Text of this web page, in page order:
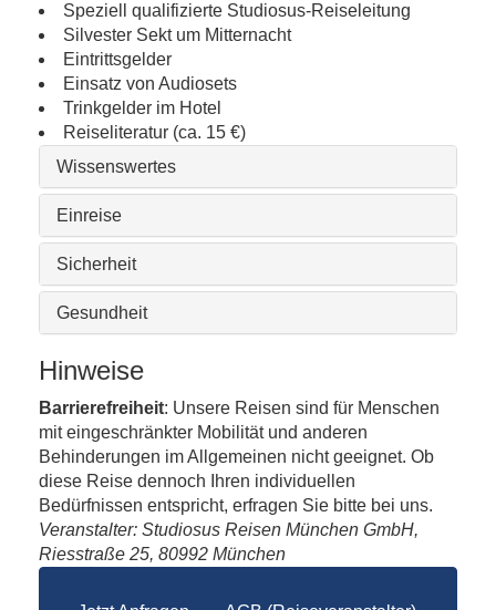
Speziell qualifizierte Studiosus-Reiseleitung
Silvester Sekt um Mitternacht
Eintrittsgelder
Einsatz von Audiosets
Trinkgelder im Hotel
Reiseliteratur (ca. 15 €)
Wissenswertes
Einreise
Sicherheit
Gesundheit
Hinweise
Barrierefreiheit: Unsere Reisen sind für Menschen
mit eingeschränkter Mobilität und anderen
Behinderungen im Allgemeinen nicht geeignet. Ob
diese Reise dennoch Ihren individuellen
Bedürfnissen entspricht, erfragen Sie bitte bei uns.
Veranstalter: Studiosus Reisen München GmbH,
Riesstraße 25, 80992 München